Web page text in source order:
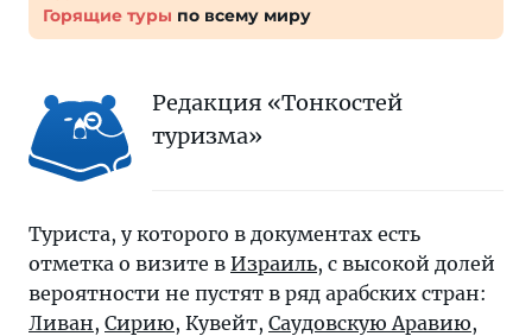
Горящие туры по всему миру
Редакция «Тонкостей
туризма»
Туриста, у которого в документах есть
отметка о визите в Израиль, с высокой долей
вероятности не пустят в ряд арабских стран:
Ливан, Сирию, Кувейт, Саудовскую Аравию,